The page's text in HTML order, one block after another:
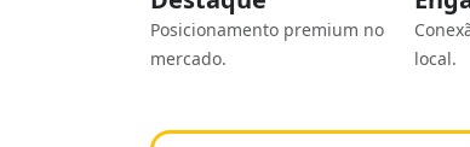
Posicionamento premium no
mercado.
local.